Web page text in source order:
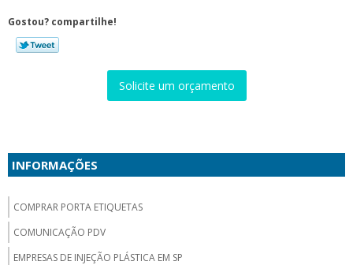
Gostou? compartilhe!
Solicite um orçamento
INFORMAÇÕES
COMPRAR PORTA ETIQUETAS
COMUNICAÇÃO PDV
EMPRESAS DE INJEÇÃO PLÁSTICA EM SP